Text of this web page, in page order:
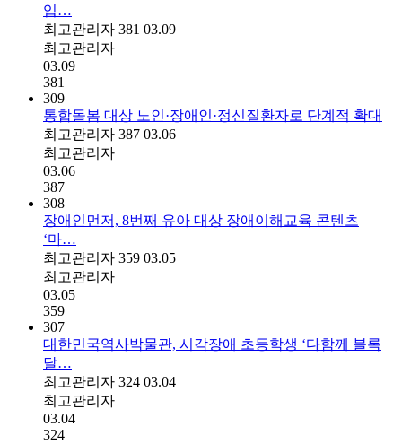
입…
최고관리자 381 03.09
최고관리자
03.09
381
309
통합돌봄 대상 노인·장애인·정신질환자로 단계적 확대
최고관리자 387 03.06
최고관리자
03.06
387
308
장애인먼저, 8번째 유아 대상 장애이해교육 콘텐츠
‘마…
최고관리자 359 03.05
최고관리자
03.05
359
307
대한민국역사박물관, 시각장애 초등학생 ‘다함께 블록
달…
최고관리자 324 03.04
최고관리자
03.04
324